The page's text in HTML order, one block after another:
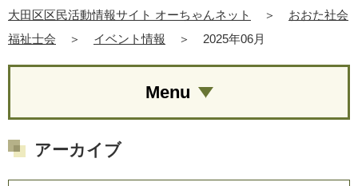
大田区区民活動情報サイト オーちゃんネット ＞
おおた社会
福祉士会
＞ イベント情報 ＞ 2025年06月
Menu
アーカイブ